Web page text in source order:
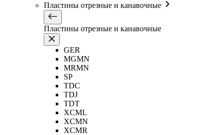
Пластины отрезные и канавочные
Пластины отрезные и канавочные
GER
MGMN
MRMN
SP
TDC
TDJ
TDT
XCML
XCMN
XCMR